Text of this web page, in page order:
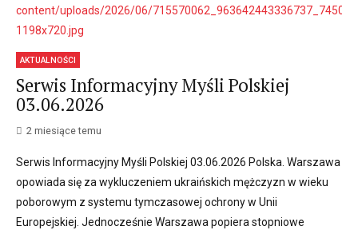
AKTUALNOŚCI
Serwis Informacyjny Myśli Polskiej
03.06.2026
2 miesiące temu
Serwis Informacyjny Myśli Polskiej 03.06.2026 Polska. Warszawa
opowiada się za wykluczeniem ukraińskich mężczyzn w wieku
poborowym z systemu tymczasowej ochrony w Unii
Europejskiej. Jednocześnie Warszawa popiera stopniowe